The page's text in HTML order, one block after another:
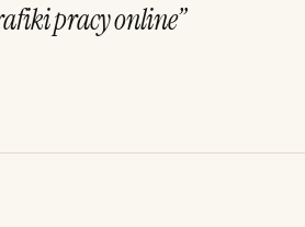
pracy online”